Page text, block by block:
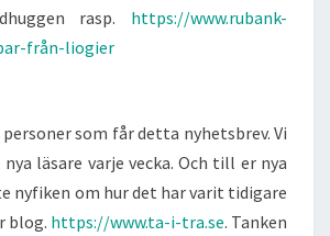
rasp. https://www.rubank-
från-liogier
som får detta nyhetsbrev. Vi
läsare varje vecka. Och till er nya
nyfiken om hur det har varit tidigare
blog. https://www.ta-i-tra.se. Tanken